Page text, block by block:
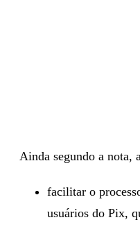
Ainda segundo a nota,
facilitar o
usuários do Pix,